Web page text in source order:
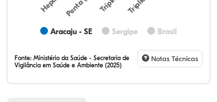
Aracaju - SE Sergipe Brasil
Fonte: Ministério da Saúde - Secretaria de
Vigilância em Saúde e Ambiente (2025)
Notas Técnicas